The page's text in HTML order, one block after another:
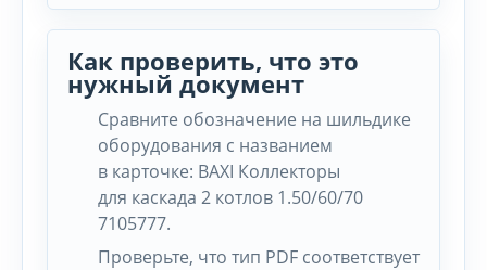
Как проверить, что это
нужный документ
Сравните обозначение на шильдике
оборудования с названием
в карточке: BAXI Коллекторы
для каскада 2 котлов 1.50/60/70
7105777.
Проверьте, что тип PDF соответствует